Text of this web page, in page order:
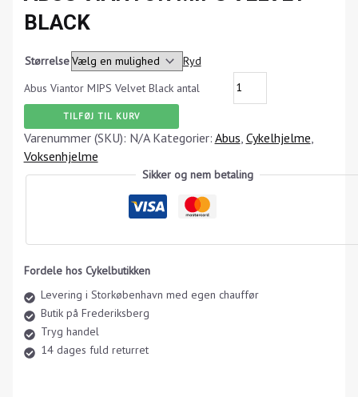
BLACK
Størrelse
Ryd
Abus Viantor MIPS Velvet Black antal
TILFØJ TIL KURV
Varenummer (SKU): N/A Kategorier: Abus Cykelhjelme
Voksenhjelme
Sikker og nem betaling
Fordele hos Cykelbutikken
Levering i Storkøbenhavn med egen chauffør
Butik på Frederiksberg
Tryg handel
14 dages fuld returret